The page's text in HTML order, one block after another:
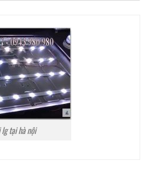
tại hà nội